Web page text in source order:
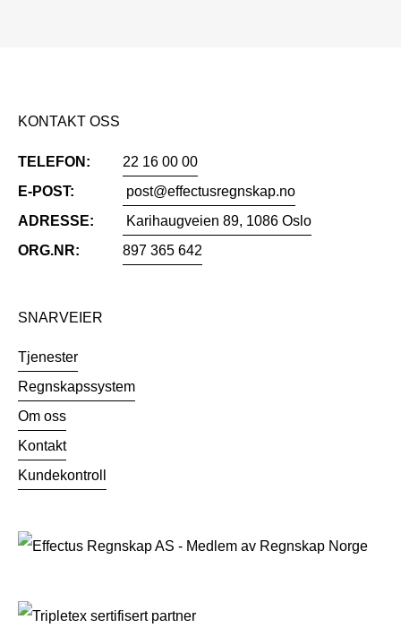
KONTAKT OSS
TELEFON:
22 16 00 00
E-POST:
post@effectusregnskap.no
ADRESSE:
Karihaugveien 89, 1086 Oslo
ORG.NR:
897 365 642
SNARVEIER
Tjenester
Regnskapssystem
Om oss
Kontakt
Kundekontroll